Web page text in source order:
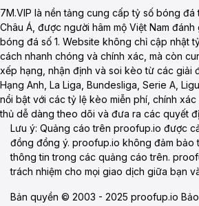
7M.VIP là nền tảng cung cấp tỷ số bóng
Châu Á, được người hâm mộ Việt Nam
bóng đá số 1. Website không chỉ cập nhật
cách nhanh chóng và chính xác, mà còn
xếp hạng, nhận định và soi kèo từ các giải
Hạng Anh, La Liga, Bundesliga, Serie A,
nổi bật với các tỷ lệ kèo miễn phí, chính
thủ dễ dàng theo dõi và đưa ra các quyết
Lưu ý: Quảng cáo trên proofup.io được
đồng đồng ý. proofup.io không đảm bảo
thông tin trong các quảng cáo trên.
trách nhiệm cho mọi giao dịch giữa bạn
Bản quyền © 2003 - 2025 proofup.io